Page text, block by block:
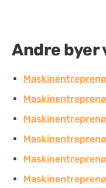
Andre byer